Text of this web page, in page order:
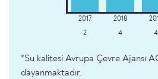
2 4 4
*Su kalitesi Avrupa Çevre Ajansı
dayanmaktadır.